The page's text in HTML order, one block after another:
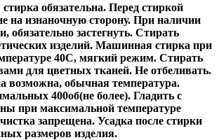
обязательна. Перед стиркой
на изнаночную сторону. При наличии
обязательно застегнуть. Стирать
изделий. Машинная стирка при
40С, мягкий режим. Стирать
для цветных тканей. Не отбеливать.
возможна, обычная температура.
400об(не более). Гладить с
при максимальной температуре
запрещена. Усадка после стирки
размеров изделия.